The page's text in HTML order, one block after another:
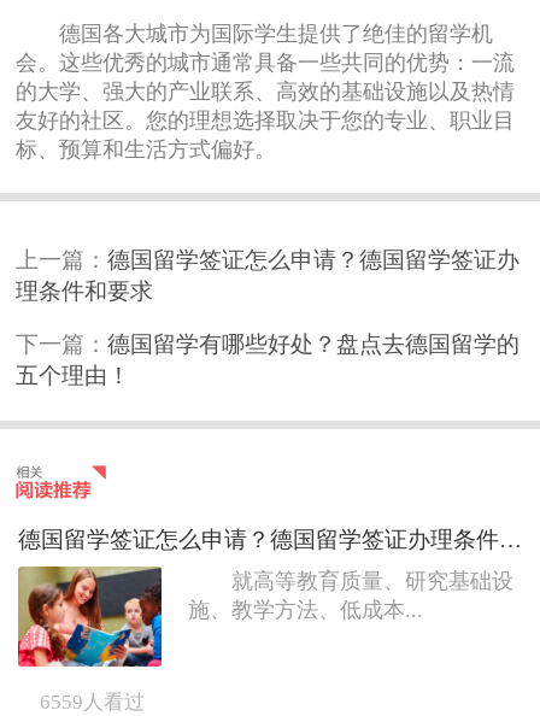
德国各大城市为国际学生提供了绝佳的留学机
会。这些优秀的城市通常具备一些共同的优势：一流
的大学、强大的产业联系、高效的基础设施以及热情
友好的社区。您的理想选择取决于您的专业、职业目
标、预算和生活方式偏好。
上一篇：德国留学签证怎么申请？德国留学签证办
理条件和要求
下一篇：德国留学有哪些好处？盘点去德国留学的
五个理由！
德国留学签证怎么申请？德国留学签证办理条件和要求
就高等教育质量、研究基础设
施、教学方法、低成本...
6559 人看过